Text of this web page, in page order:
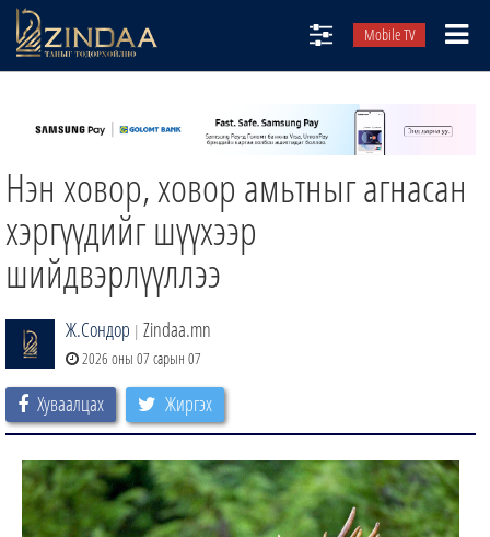
Mobile TV
ТВ8
ӨГЛӨӨНИЙ СОНИН
ЗИНДАА СЭТГҮҮЛ
Нэн ховор, ховор амьтныг агнасан
хэргүүдийг шүүхээр
шийдвэрлүүллээ
Ж.Сондор | Zindaa.mn
2026 оны 07 сарын 07
Хуваалцах Жиргэх